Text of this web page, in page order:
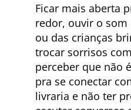
Ficar mais aberta
redor, ouvir o som
ou das crianças
trocar sorrisos
perceber que não
pra se conectar
livraria e não ter